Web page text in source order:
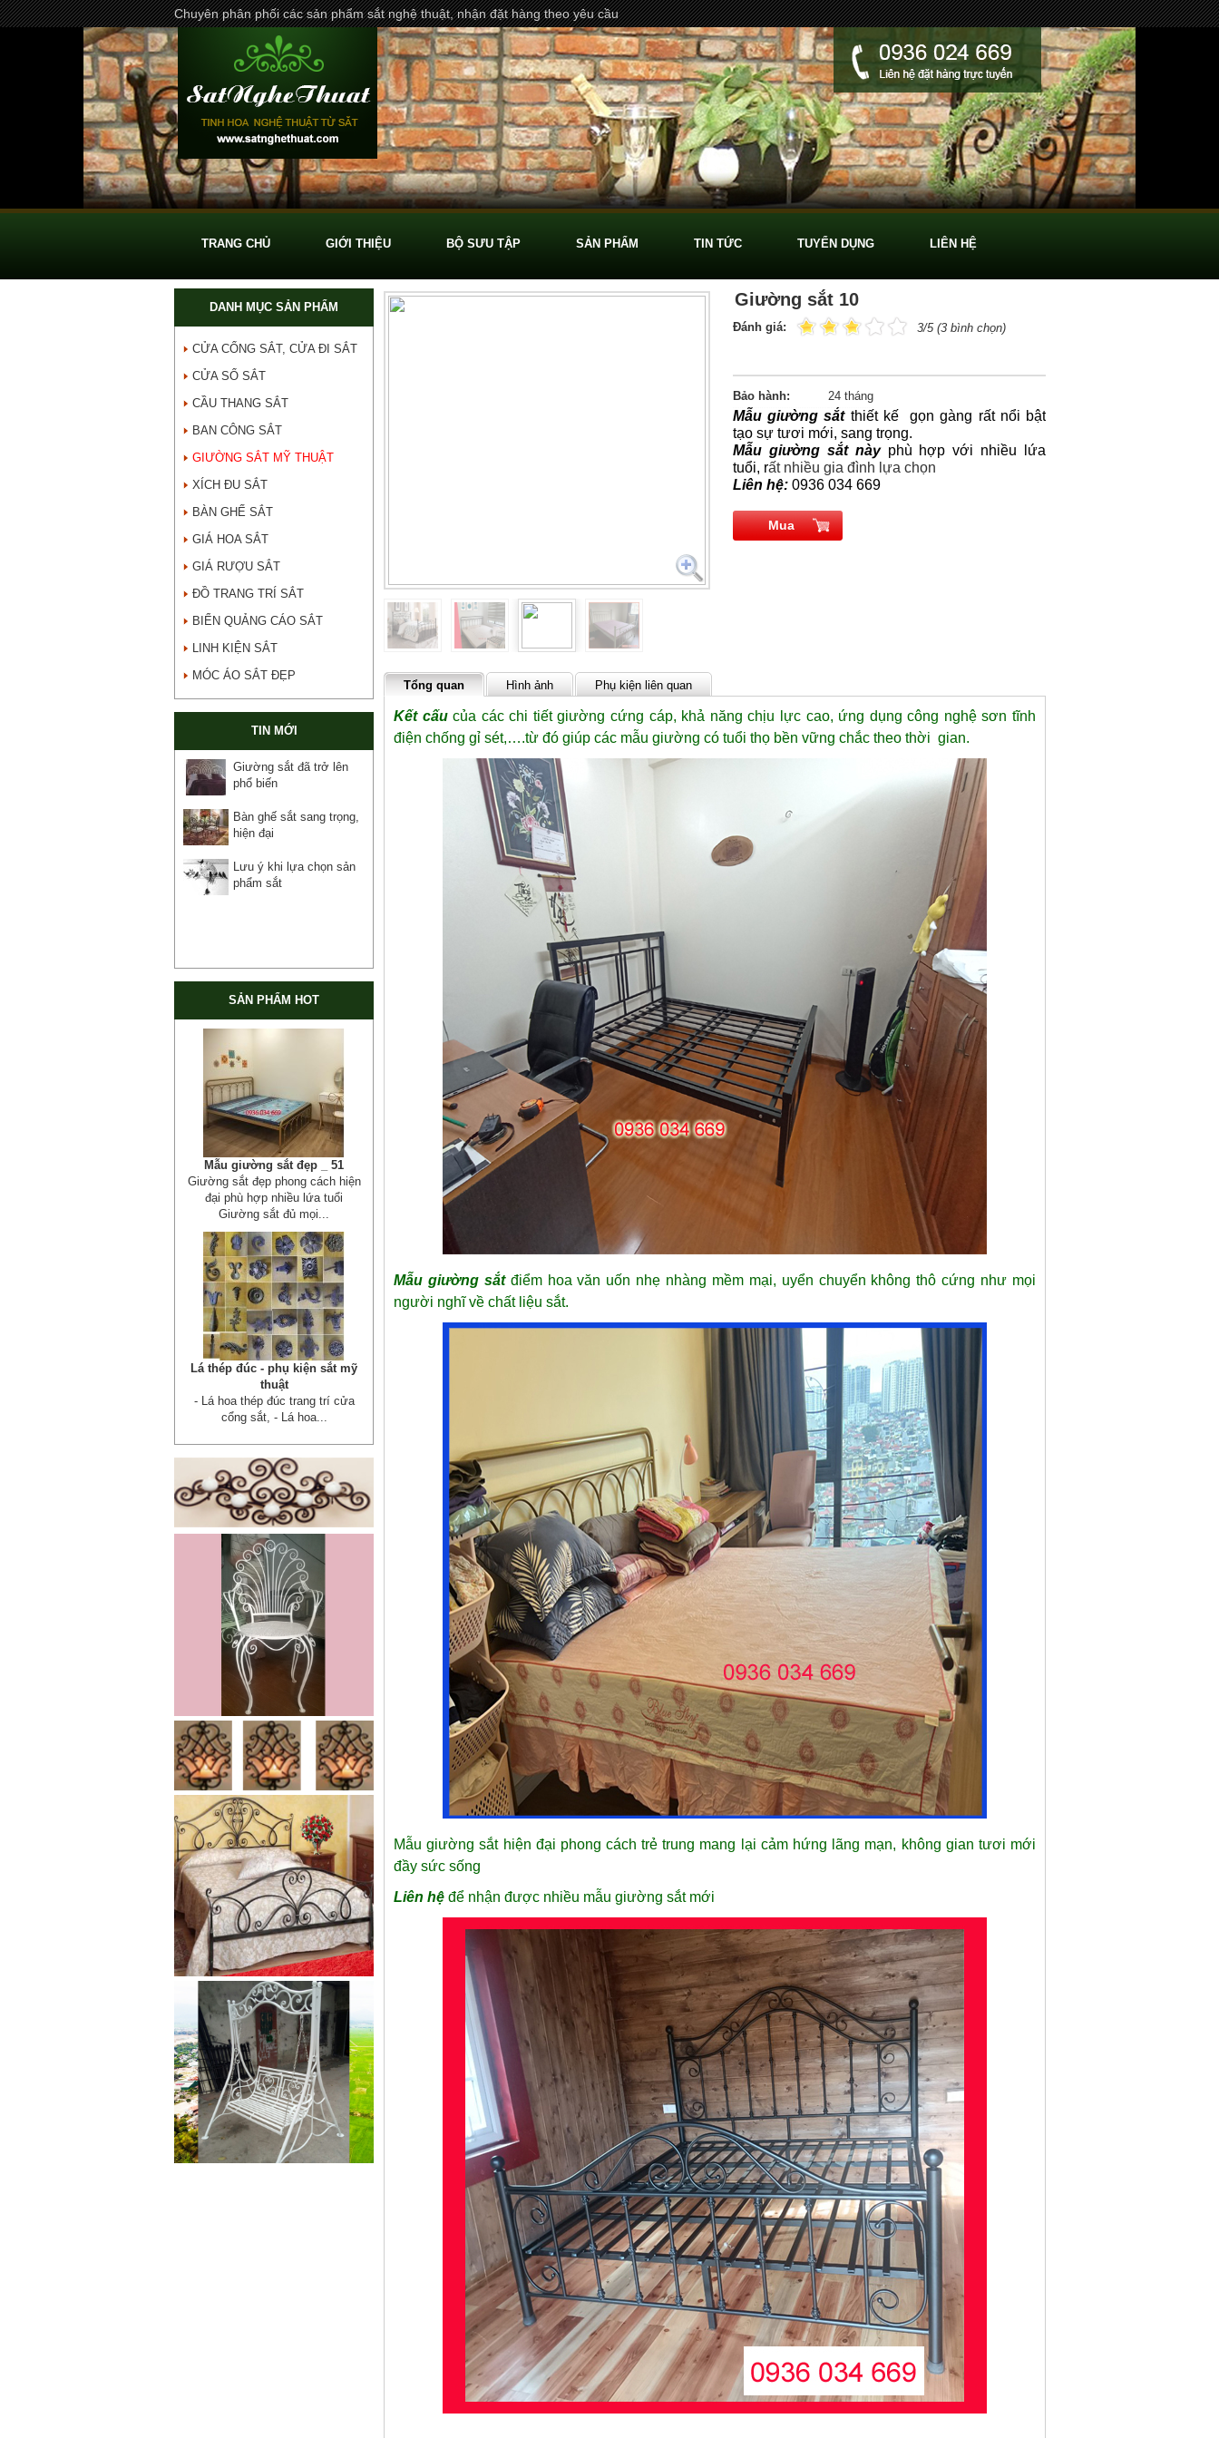
Chuyên phân phối các sản phẩm sắt nghệ thuật, nhận đặt hàng theo yêu cầu
TRANG CHỦ GIỚI THIỆU BỘ SƯU TẬP SẢN PHẨM TIN TỨC TUYỂN DỤNG LIÊN HỆ
DANH MỤC SẢN PHẨM
CỬA CỔNG SẮT, CỬA ĐI SẮT
CỬA SỔ SẮT
CẦU THANG SẮT
BAN CÔNG SẮT
GIƯỜNG SẮT MỸ THUẬT
XÍCH ĐU SẮT
BÀN GHẾ SẮT
GIÁ HOA SẮT
GIÁ RƯỢU SẮT
ĐỒ TRANG TRÍ SẮT
BIỂN QUẢNG CÁO SẮT
LINH KIỆN SẮT
MÓC ÁO SẮT ĐẸP
TIN MỚI
Giường sắt đã trở lên
phổ biến
Bàn ghế sắt sang trọng,
hiện đại
Lưu ý khi lựa chọn sản
phẩm sắt
SẢN PHẨM HOT
Cửa cổng sắt mỹ thuật 19
Cửa cống sắt đẹp cho mọi không
gian nhà riêng, biệt thự, nhà sân...
Cửa sắt mẫu 20
Cửa sắt đẹp cho không gian nhà
tuyệt đẹp Gia công sản xuất
cửa...
Mẫu bàn ghế 05
Mẫu thiết kế hiện đại, rất phù hợp
để trưng bày sản phẩm, studio
hoặc dùng...
Mẫu giường sắt 02
Mẫu giường sắt uốn lượn tinh tế,
thanh thoát đẹp mắt được rất
nhiều các chị...
Mẫu ban công sắt 06
Đây là mẫu lan can ban công sắt
hộp đẹp, đơn giản, hiện đại và...
Xích đu sắt 01
Dễ dàng vận chuyển, lắp đặt Kích
Giường sắt 10
Đánh giá: 3/5 (3 bình chọn)
Bảo hành: 24 tháng
Mẫu giường sắtthiết kế gọn gàng rất nổi bật
tạo sự tươi mới, sang trọng.
Mẫu giường sắt nàyphù hợp với nhiều lứa
tuổi, rất nhiều gia đình lựa chọn
Liên hệ: 0936 034 669
Mua
Tổng quan Hình ảnh Phụ kiện liên quan
Kết cấucủa các chi tiết giường cứng cáp, khả năng chịu lực cao, ứng dụng công nghệ sơn tĩnh
điện chống gỉ sét,….từ đó giúp các mẫu giường có tuổi thọ bền vững chắc theo thời gian.
Mẫu giường sắtđiểm hoa văn uốn nhẹ nhàng mềm mại, uyển chuyển không thô cứng như mọi
người nghĩ về chất liệu sắt.
Mẫu giường sắt hiện đại phong cách trẻ trung mang lại cảm hứng lãng mạn, không gian tươi mới
đầy sức sống
Liên hệ để nhận được nhiều mẫu giường sắt mới